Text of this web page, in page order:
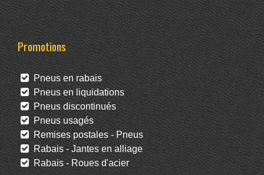
Promotions
Pneus en rabais
Pneus en liquidations
Pneus discontinués
Pneus usagés
Remises postales - Pneus
Rabais - Jantes en alliage
Rabais - Roues d'acier